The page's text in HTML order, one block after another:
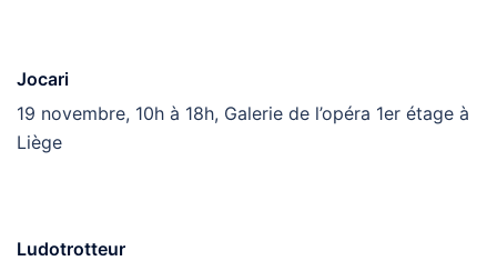
Jocari
19 novembre, 10h à 18h, Galerie de l’opéra 1er étage à
Liège
Ludotrotteur